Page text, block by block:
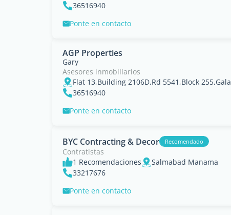
36516940
Ponte en contacto
AGP Properties
Gary
Asesores inmobiliarios
Flat 13,Building 2106D,Rd 5541,Block
36516940
Ponte en contacto
BYC Contracting & Decor Recomendado
Contratistas
1 Recomendaciones
Salmabad Manama
33217676
Ponte en contacto